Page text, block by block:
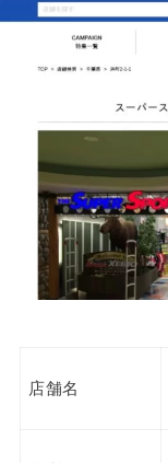
店舗名